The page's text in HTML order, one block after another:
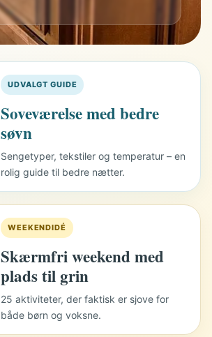
UDVALGT GUIDE
Soveværelse med bedre
søvn
Sengetyper, tekstiler og temperatur – en
rolig guide til bedre nætter.
WEEKENDIDÉ
Skærmfri weekend med
plads til grin
25 aktiviteter, der faktisk er sjove for
både børn og voksne.